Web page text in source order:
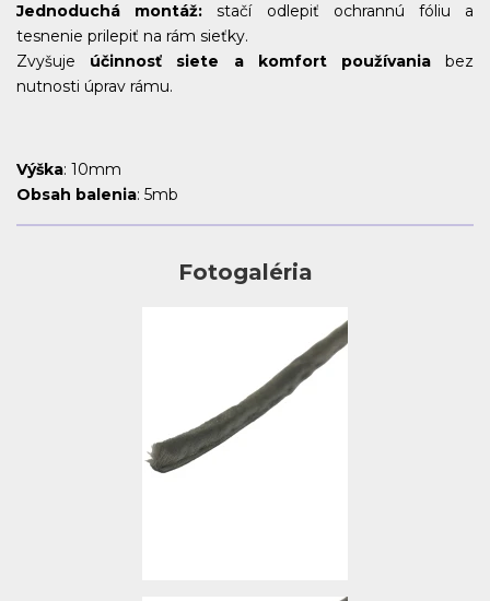
Jednoduchá montáž: stačí odlepiť ochrannú fóliu a
tesnenie prilepiť na rám sieťky.
Zvyšuje účinnosť siete a komfort používaniabez
nutnosti úprav rámu.
Výška: 10mm
Obsah balenia: 5mb
Fotogaléria